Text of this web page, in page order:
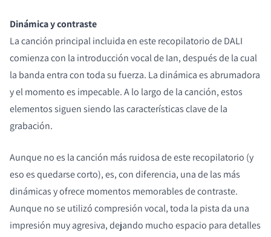
Dinámica y contraste
La canción principal incluida en este recopilatorio de DALI
comienza con la introducción vocal de Ian, después de la cual
la banda entra con toda su fuerza. La dinámica es abrumadora
y el momento es impecable. A lo largo de la canción, estos
elementos siguen siendo las características clave de la
grabación.
Aunque no es la canción más ruidosa de este recopilatorio (y
eso es quedarse corto), es, con diferencia, una de las más
dinámicas y ofrece momentos memorables de contraste.
Aunque no se utilizó compresión vocal, toda la pista da una
impresión muy agresiva, dejando mucho espacio para detalles
COMPARAR PRODUCTOS